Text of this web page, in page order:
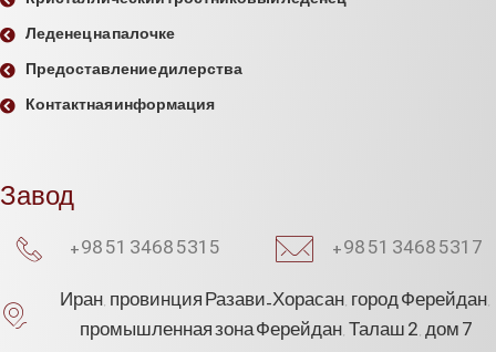
Леденец на палочке
Предоставление дилерства
Контактная информация
Завод
+98 51 3468 5315 +98 51 3468 5317
Иран, провинция Разави-Хорасан, город Ферейдан,
промышленная зона Ферейдан, Талаш 2, дом 7